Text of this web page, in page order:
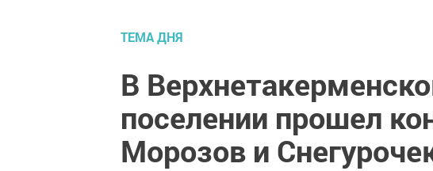
ТЕМА ДНЯ
В
поселении прошел
Морозов и